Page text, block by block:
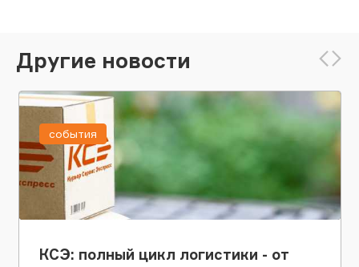
Другие новости
КСЭ: полный цикл логистики - от
события